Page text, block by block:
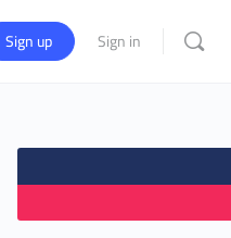
Sign in
Sign up